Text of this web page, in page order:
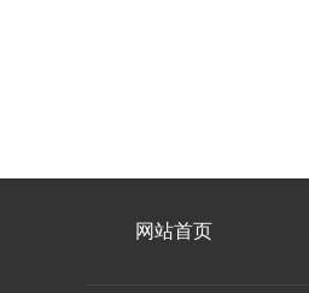
网站首页